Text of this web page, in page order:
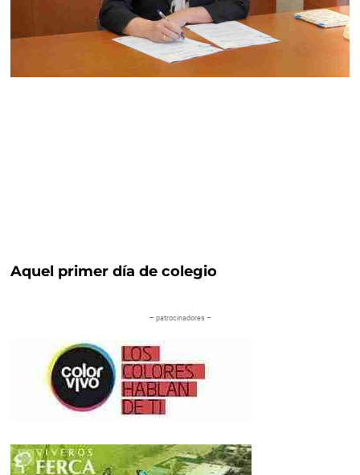
Aquel primer día de colegio
– patrocinadores –